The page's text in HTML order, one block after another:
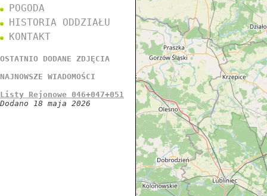
POGODA
HISTORIA ODDZIAŁU
KONTAKT
OSTATNIO DODANE ZDJĘCIA
NAJNOWSZE WIADOMOŚCI
Listy Rejonowe 046+047+051
Dodano 18 maja 2026